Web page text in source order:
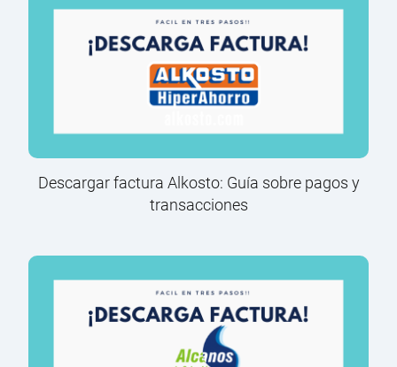
Descargar factura Alkosto: Guía sobre pagos y
transacciones